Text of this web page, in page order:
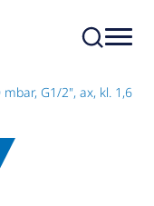
G1/2", ax, kl. 1,6